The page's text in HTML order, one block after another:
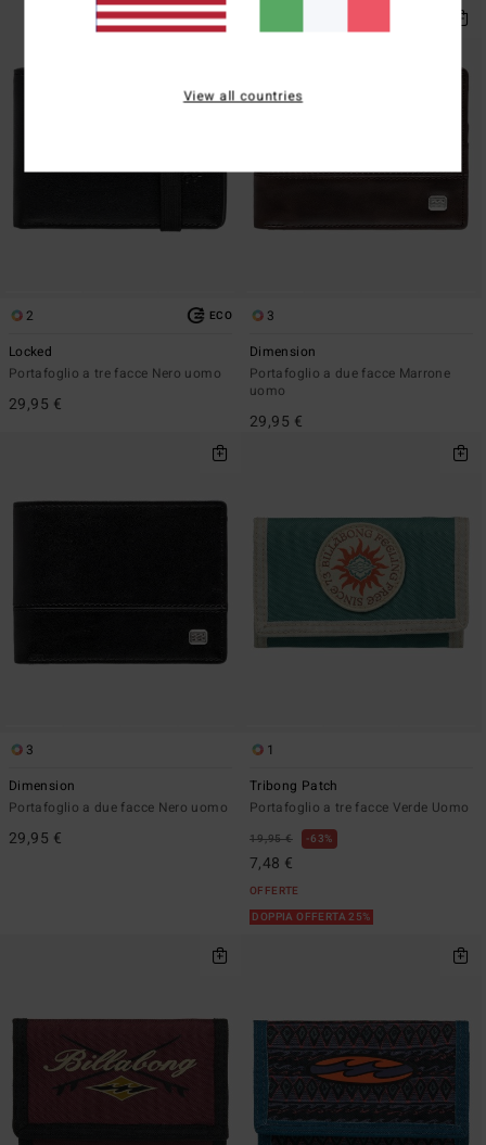
2 ECO
Locked
Portafoglio a tre facce Nero uomo
29,95 €
3
Dimension
Portafoglio a due facce Marrone
uomo
29,95 €
3
Dimension
Portafoglio a due facce Nero uomo
29,95 €
1
Tribong Patch
Portafoglio a tre facce Verde Uomo
19,95 € 63%
7,48 €
OFFERTE
DOPPIA OFFERTA 25%
View all countries